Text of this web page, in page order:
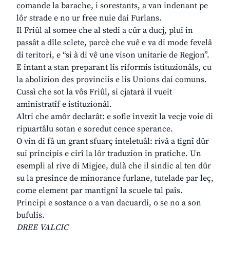
comande la barache, i sorestants, a van indenant pe
lôr strade e no ur free nuie dai Furlans.
Il Friûl al somee che al stedi a cûr a ducj, plui in
passât a dîle sclete, parcè che vuê e va di mode fevelâ
di teritori, e “si à di vê une vison unitarie de Regjon”.
E intant a stan preparant lis riformis istituzionâls, cu
la abolizion des provinciis e lis Unions dai comuns.
Cussì che sot la vôs Friûl, si cjatarà il vueit
aministratîf e istituzionâl.
Altri che amôr declarât: e sofle invezit la vecje voie di
ripuartâlu sotan e soredut cence sperance.
O vin di fâ un grant sfuarç inteletuâl: rivâ a tignî dûr
sui principis e cirî la lôr traduzion in pratiche. Un
esempli al rive di Migjee, dulà che il sindic al ten dûr
su la presince de minorance furlane, tutelade par leç,
come element par mantignî la scuele tal paîs.
Principi e sostance o a van dacuardi, o se no a son
bufulis.
DREE VALCIC